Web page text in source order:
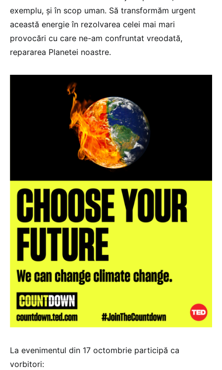
exemplu, și în scop uman. Să transformăm urgent
această energie în rezolvarea celei mai mari
provocări cu care ne-am confruntat vreodată,
repararea Planetei noastre.
La evenimentul din 17 octombrie participă ca
vorbitori: